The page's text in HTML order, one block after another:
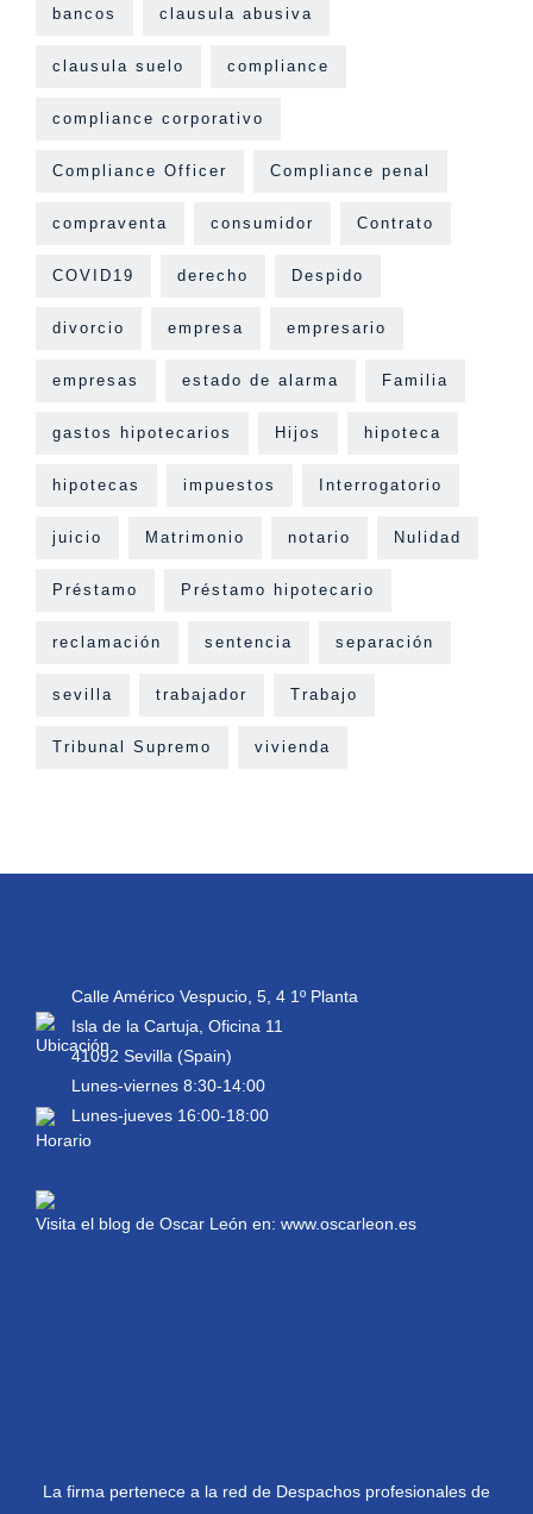
bancos clausula abusiva
clausula suelo compliance
compliance corporativo
Compliance Officer Compliance penal
compraventa consumidor Contrato
COVID19 derecho Despido
divorcio empresa empresario
empresas estado de alarma Familia
gastos hipotecarios Hijos hipoteca
hipotecas impuestos Interrogatorio
juicio Matrimonio notario Nulidad
Préstamo Préstamo hipotecario
reclamación sentencia separación
sevilla trabajador Trabajo
Tribunal Supremo vivienda
Calle Américo Vespucio, 5, 4 1º Planta
Isla de la Cartuja, Oficina 11
41092 Sevilla (Spain)
Lunes-viernes 8:30-14:00
Lunes-jueves 16:00-18:00
Visita el blog de Oscar León en: www.oscarleon.es
La firma pertenece a la red de Despachos profesionales de